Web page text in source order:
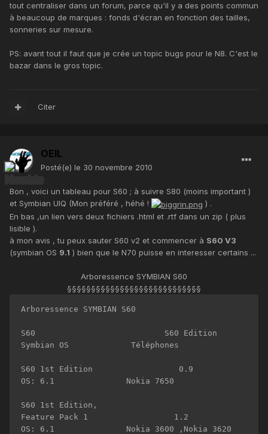
tout centraliser dans un forum, parce qu'il y a des points commun
à beaucoup de marques : fonds d'écran en fonction des tailles,
sonneries sur mesure.
PS: avant tout il faut que je crée un topic bugs pour le N8. C'est le
bazar dans le gros topic.
Citer
OEIL
Posté(e) le 30 novembre 2010
Bon , voici un tableau pour S60 ; à suivre S80 (moins important )
et Symbian UIQ (Mon préféré , héhé !
) .
En bas ,un lien vers deux fichiers .html et .rtf dans un zip ( plus
lisible ).
à mon avis , tu peux sauter S60 v2 et commencer à S60 V3
(symbian OS 9.1 ) bien que le N70 puisse en interesser certains ...
Arboressence SYMBIAN S60
§§§§§§§§§§§§§§§§§§§§§§§§§§§§
Arboressence SYMBIAN S60
S60                           S60 Edition
Symbian OS             Téléphones
S60 1st Edition                  0.9
OS: 6.1               Nokia 7650
S60 1st Edition,
Feature Pack 1                  1.2
OS: 6.1               Nokia 3600 ,Nokia 3620